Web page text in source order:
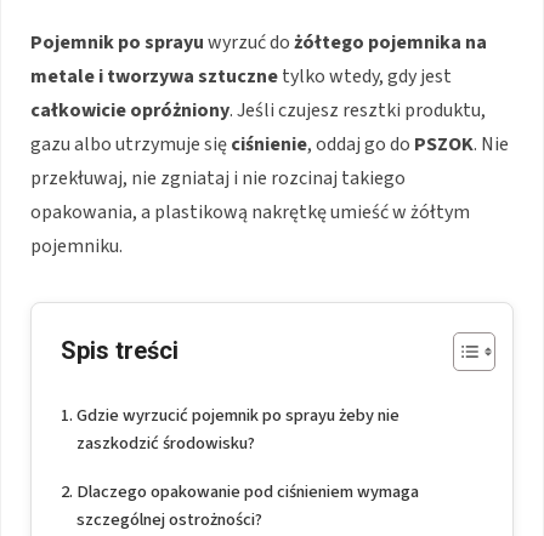
Pojemnik po sprayuwyrzuć dożółtego pojemnika na
metale i tworzywa sztucznetylko wtedy, gdy jest
całkowicie opróżniony. Jeśli czujesz resztki produktu,
gazu albo utrzymuje sięciśnienie, oddaj go do PSZOK. Nie
przekłuwaj, nie zgniataj i nie rozcinaj takiego
opakowania, a plastikową nakrętkę umieść w żółtym
pojemniku.
Spis treści
Gdzie wyrzucić pojemnik po sprayu żeby nie
zaszkodzić środowisku?
Dlaczego opakowanie pod ciśnieniem wymaga
szczególnej ostrożności?